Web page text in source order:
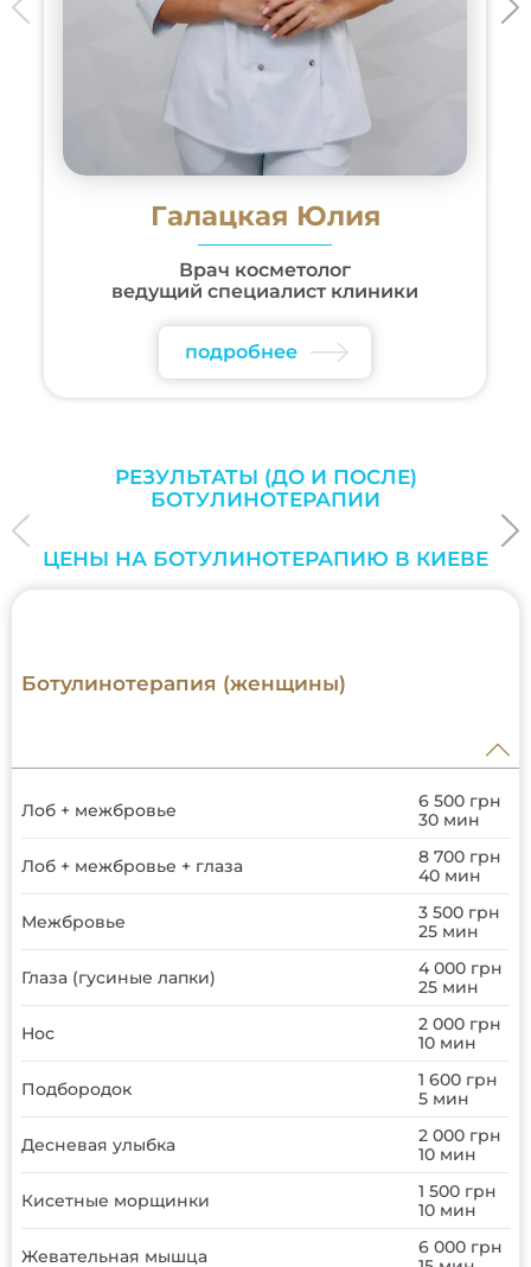
Галацкая Юлия
Врач косметолог
ведущий специалист клиники
подробнее
РЕЗУЛЬТАТЫ (ДО И ПОСЛЕ)
БОТУЛИНОТЕРАПИИ
ЦЕНЫ НА БОТУЛИНОТЕРАПИЮ В КИЕВЕ
Ботулинотерапия (женщины)
Лоб + межбровье
6 500 грн
30 мин
Лоб + межбровье + глаза
8 700 грн
40 мин
Межбровье
3 500 грн
25 мин
Глаза (гусиные лапки)
4 000 грн
25 мин
Нос
2 000 грн
10 мин
Подбородок
1 600 грн
5 мин
Десневая улыбка
2 000 грн
10 мин
Кисетные морщинки
1 500 грн
10 мин
Жевательная мышца
6 000 грн